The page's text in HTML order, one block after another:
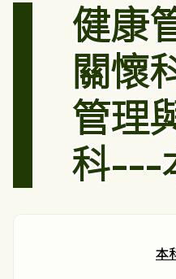
健康
關懷
管理
科---
本